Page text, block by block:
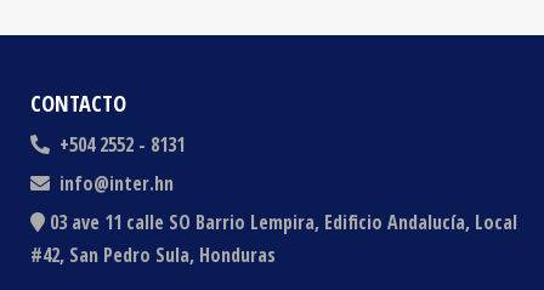
CONTACTO
+504 2552 - 8131
info@inter.hn
03 ave 11 calle SO Barrio Lempira, Edificio Andalucía, Local
#42, San Pedro Sula, Honduras